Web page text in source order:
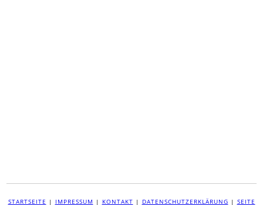
STARTSEITE | IMPRESSUM | KONTAKT | DATENSCHUTZERKLÄRUNG | SEITE